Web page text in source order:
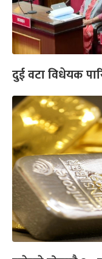
दुई वटा विधेयक